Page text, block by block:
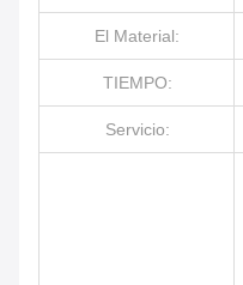
El Material:
TIEMPO:
Servicio: